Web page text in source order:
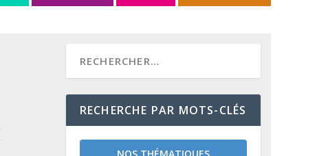
RECHERCHE PAR MOTS-CLÉS